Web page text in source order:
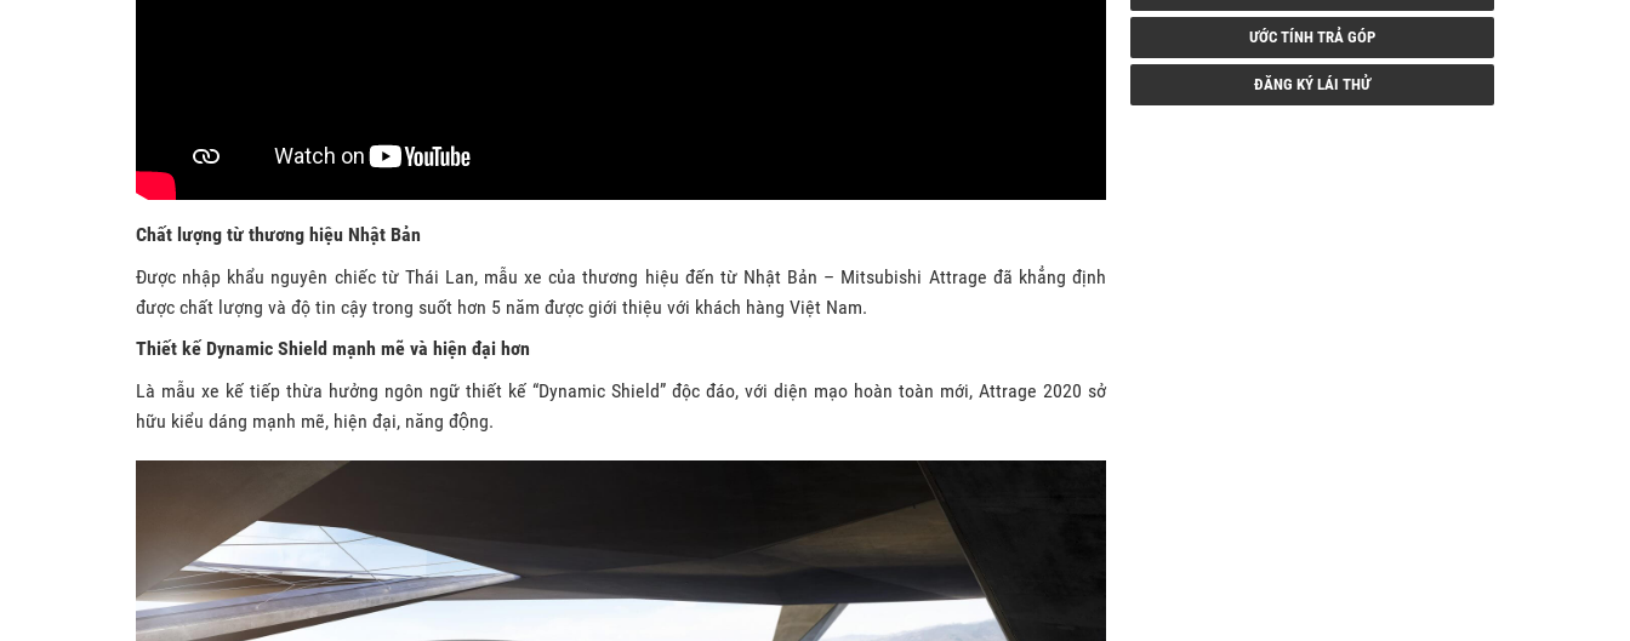
Chất lượng từ thương hiệu Nhật Bản
Được nhập khẩu nguyên chiếc từ Thái Lan, mẫu xe của thương hiệu đến từ Nhật Bản – Mitsubishi Attrage đã khẳng định
được chất lượng và độ tin cậy trong suốt hơn 5 năm được giới thiệu với khách hàng Việt Nam.
Thiết kế Dynamic Shield mạnh mẽ và hiện đại hơn
Là mẫu xe kế tiếp thừa hưởng ngôn ngữ thiết kế “Dynamic Shield” độc đáo, với diện mạo hoàn toàn mới, Attrage 2020 sở
hữu kiểu dáng mạnh mẽ, hiện đại, năng động.
ƯỚC TÍNH TRẢ GÓP
ĐĂNG KÝ LÁI THỬ